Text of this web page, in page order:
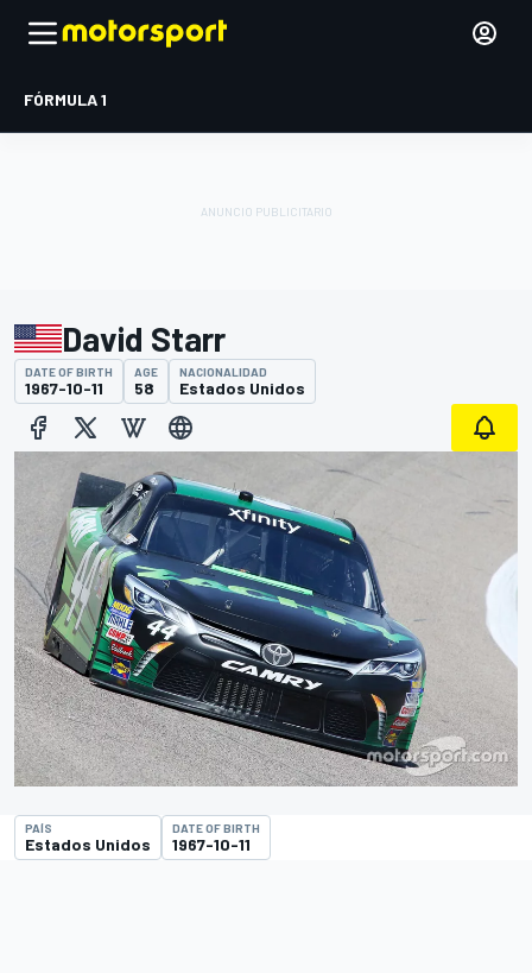
FÓRMULA 1
David Starr
DATE OF BIRTH
1967-10-11
AGE
58
NACIONALIDAD
Estados Unidos
PAÍS
Estados Unidos
DATE OF BIRTH
1967-10-11